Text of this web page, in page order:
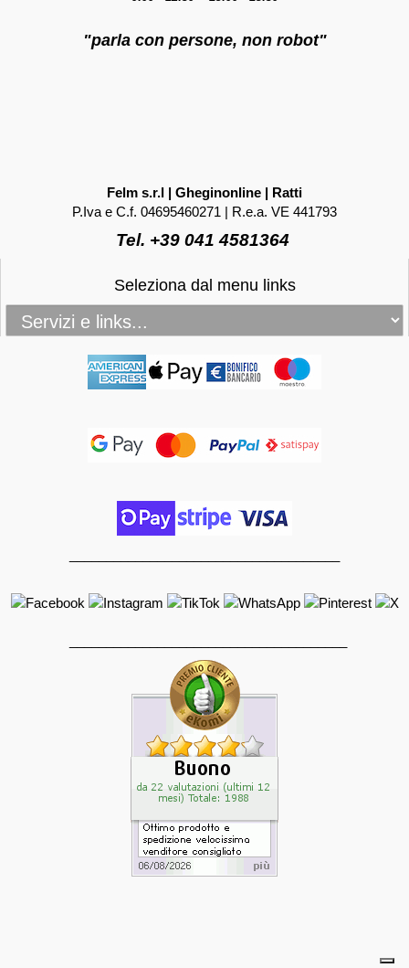
"parla con persone, non robot"
Felm s.r.l | Gheginonline | Ratti
P.Iva e C.f. 04695460271 | R.e.a. VE 441793
Tel. +39 041 4581364
Seleziona dal menu links